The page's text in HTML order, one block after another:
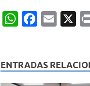
W
s
A
F
b
o
E X
ENTRADAS